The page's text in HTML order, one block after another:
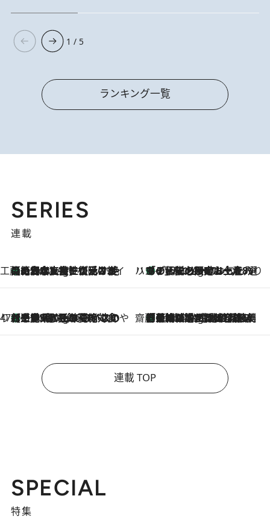
1 / 5
ランキング一覧
SERIES
連載
工藤まやのおもてなしハワイ
1 Hour Ago
【ハワイ土産】ローカルの絶大な支持で復活！ 絶品の幻クッキー《元ファンの日本人女性が受け継いだ名店》 ハワイ賢者 リサのお気に入りリスト1 Hour Ago
あの伝説の限定トートも！ リニューアルした「ディーン＆デルーカ ハワイ」で必須のお土産8選
47都道府県の手みやげ ひんやりスイーツで夏を満喫
1 Hour Ago
【三重県】この夏絶対食べたい 冷やしておいしいおやつ3選 お餅×アイスの新感覚スイーツ 齋藤 薫 美容脳ルネサンス
1 Hour Ago
「荷物が増えるほど旅ストレスは増す」美容ジャーナリストがたどり着いた最終結論。“化粧品を劇的に減らす”感動の凝縮美容とは
連載 TOP
SPECIAL
特集